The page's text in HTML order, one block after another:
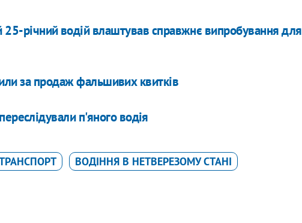
річний водій влаштував справжнє випробування для
за продаж фальшивих квитків
п'яного водія
ВОДІННЯ В НЕТВЕРЕЗОМУ СТАНІ